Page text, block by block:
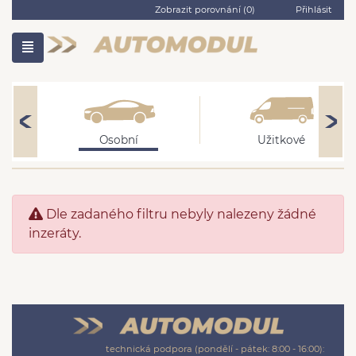
Zobrazit porovnání (0) Přihlásit
Osobní Užitkové
Dle zadaného filtru nebyly nalezeny žádné
inzeráty.
technická podpora (pondělí - pátek: 8:00 - 16:00):